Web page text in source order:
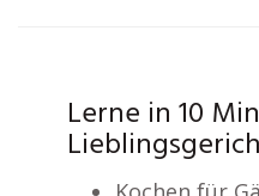
Lerne in 10